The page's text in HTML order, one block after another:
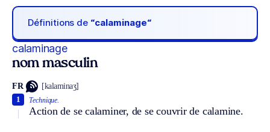
Définitions de “calaminage“
calaminage
nom masculin
FR [kalaminaʒ]
Technique.
Action de se calaminer, de se couvrir de calamine.
1